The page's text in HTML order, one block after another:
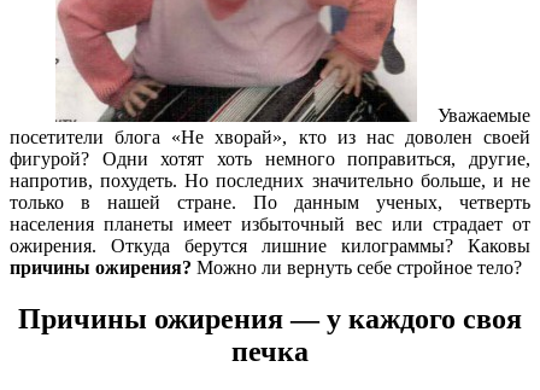
Уважаемые
посетители блога «Не хворай», кто из нас доволен своей
фигурой? Одни хотят хоть немного поправиться, другие,
напротив, похудеть. Но последних значительно больше, и не
только в нашей стране. По данным ученых, четверть
населения планеты имеет избыточный вес или страдает от
ожирения. Откуда берутся лишние килограммы? Каковы
причины ожирения? Можно ли вернуть себе стройное тело?
Причины ожирения — у каждого своя
печка